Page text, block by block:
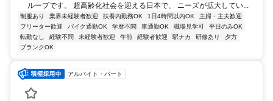
ループです。 超高齢化社会を迎える日本で、 ニーズが拡大してい...
制服あり 業界未経験者歓迎 扶養内勤務OK 1日4時間以内OK
主婦・主夫歓迎
フリーター歓迎
バイク通勤OK 学歴不問 車通勤OK 職場見学可
平日のみOK
転勤なし
経験不問 未経験者歓迎 午前 経験者歓迎 駅ナカ 研修あり
夕方
ブランクOK
アルバイト・パート